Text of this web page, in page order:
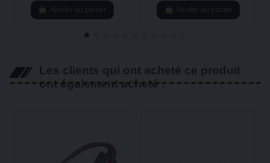
Ajouter au panier Ajouter au panier
Les clients qui ont acheté ce produit
ont également acheté :